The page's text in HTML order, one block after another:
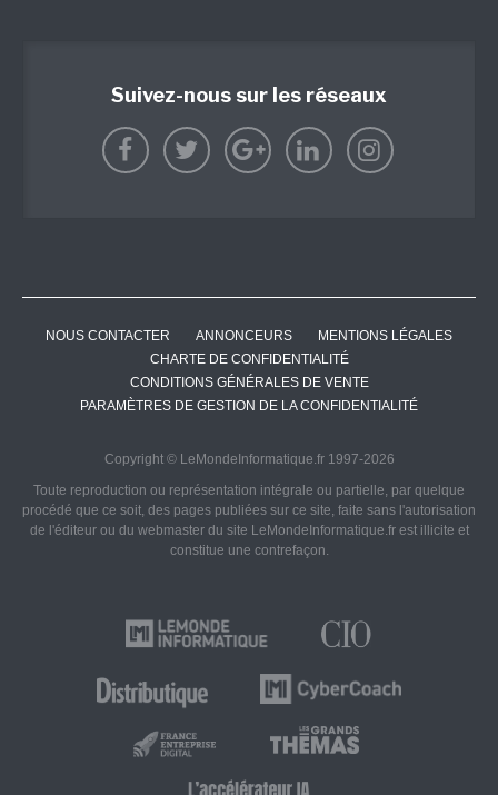
Suivez-nous sur les réseaux
NOUS CONTACTER ANNONCEURS
MENTIONS LÉGALES
CHARTE DE CONFIDENTIALITÉ
CONDITIONS GÉNÉRALES DE VENTE
PARAMÈTRES DE GESTION DE LA CONFIDENTIALITÉ
Copyright © LeMondeInformatique.fr 1997-2026
Toute reproduction ou représentation intégrale ou partielle, par quelque
procédé que ce soit, des pages publiées sur ce site, faite sans l'autorisation
de l'éditeur ou du webmaster du site LeMondeInformatique.fr est illicite et
constitue une contrefaçon.